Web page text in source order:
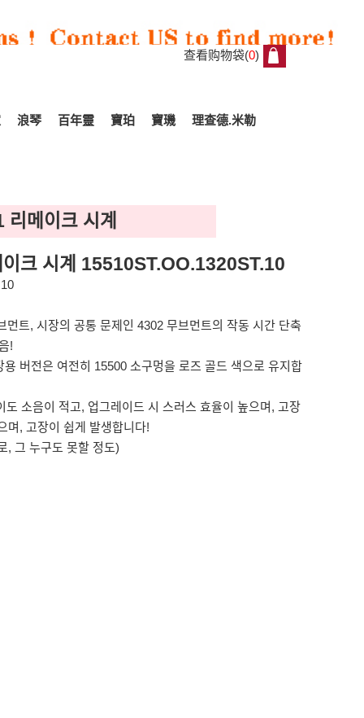
查看购物袋(0)
浪琴 百年靈 寶珀 寶璣 理查德.米勒
메이크 시계
크 시계 15510ST.OO.1320ST.10
트, 시장의 공통 문제인 4302 무브먼트의 작동 시간 단축
!
버전은 여전히 15500 소구멍을 로즈 골드 색으로 유지합
소음이 적고, 업그레이드 시 스러스 효율이 높으며, 고장
며, 고장이 쉽게 발생합니다!
, 그 누구도 못할 정도)